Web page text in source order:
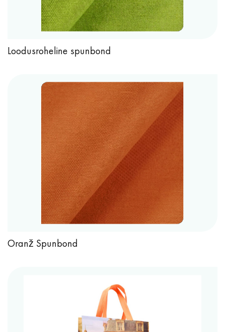
Loodusroheline spunbond
Oranž Spunbond